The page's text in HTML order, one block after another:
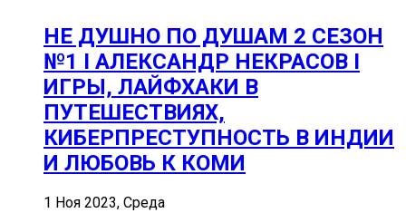
НЕ ДУШНО ПО ДУШАМ 2 СЕЗОН
№1 I АЛЕКСАНДР НЕКРАСОВ I
ИГРЫ, ЛАЙФХАКИ В
ПУТЕШЕСТВИЯХ,
КИБЕРПРЕСТУПНОСТЬ В ИНДИИ
И ЛЮБОВЬ К КОМИ
1 Ноя 2023, Среда